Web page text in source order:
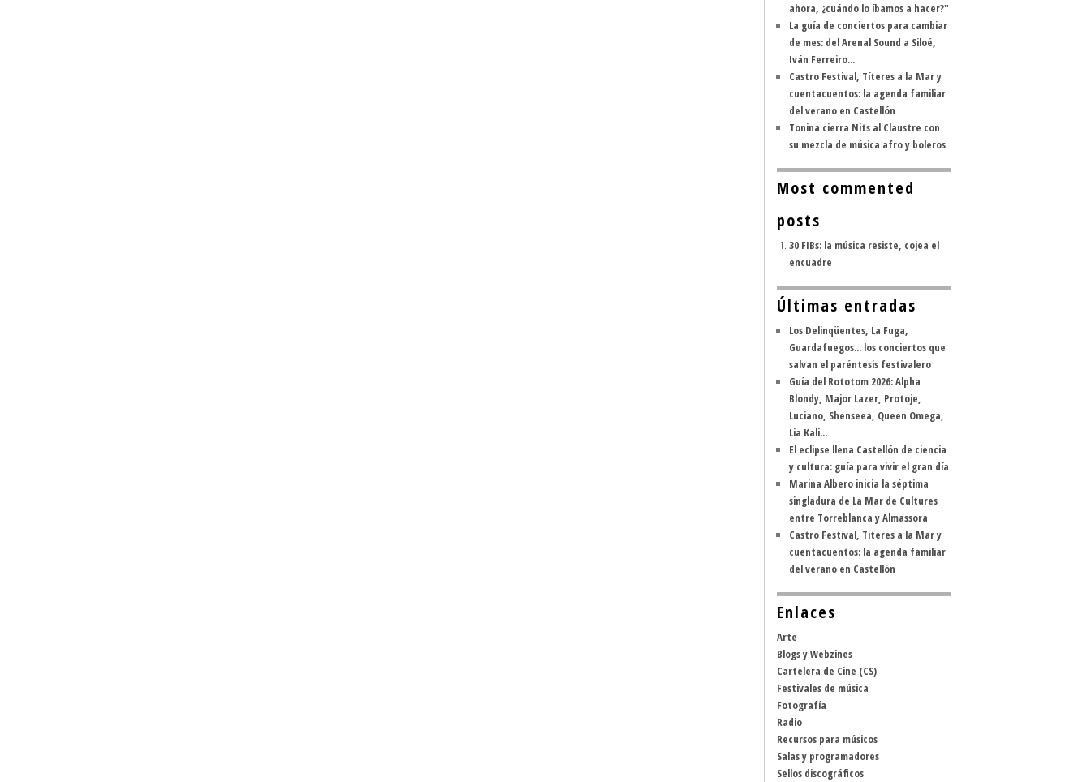
ahora, ¿cuándo lo íbamos a hacer?"
La guía de conciertos para cambiar
de mes: del Arenal Sound a Siloé,
Iván Ferreiro...
Castro Festival, Títeres a la Mar y
cuentacuentos: la agenda familiar
del verano en Castellón
Tonina cierra Nits al Claustre con
su mezcla de música afro y boleros
Most commented
posts
30 FIBs: la música resiste, cojea el
encuadre
Últimas entradas
Los Delinqüentes, La Fuga,
Guardafuegos... los conciertos que
salvan el paréntesis festivalero
Guía del Rototom 2026: Alpha
Blondy, Major Lazer, Protoje,
Luciano, Shenseea, Queen Omega,
Lia Kali...
El eclipse llena Castellón de ciencia
y cultura: guía para vivir el gran día
Marina Albero inicia la séptima
singladura de La Mar de Cultures
entre Torreblanca y Almassora
Castro Festival, Títeres a la Mar y
cuentacuentos: la agenda familiar
del verano en Castellón
Enlaces
Arte
Blogs y Webzines
Cartelera de Cine (CS)
Festivales de música
Fotografía
Radio
Recursos para músicos
Salas y programadores
Sellos discográficos